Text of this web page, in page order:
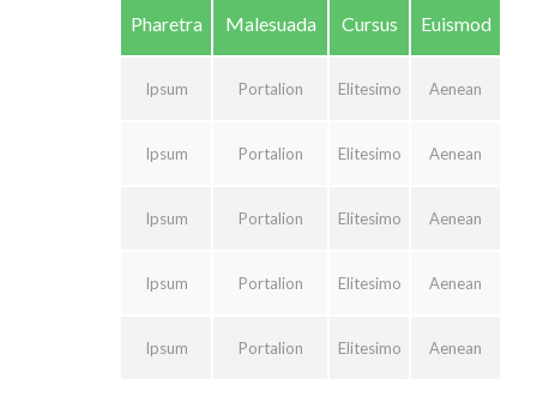
Pharetra Malesuada Cursus Euismod
Ipsum Portalion Elitesimo Aenean
Ipsum Portalion Elitesimo Aenean
Ipsum Portalion Elitesimo Aenean
Ipsum Portalion Elitesimo Aenean
Ipsum Portalion Elitesimo Aenean